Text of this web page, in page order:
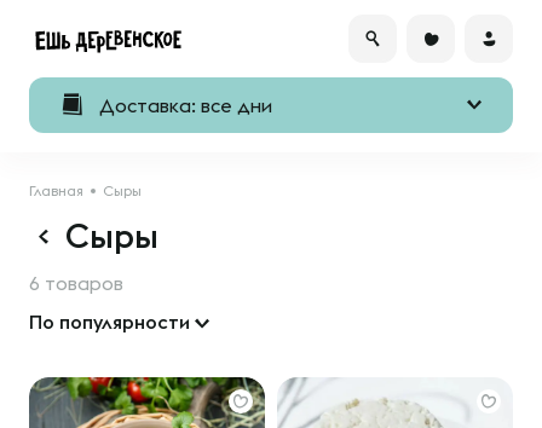
Доставка: все дни
Главная Сыры
Сыры
6 товаров
По популярности